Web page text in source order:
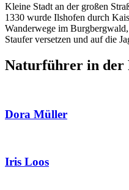
Kleine Stadt an der großen
1330 wurde Ilshofen durch
Wanderwege im
Staufer versetzen und auf die
Naturführer in der
Dora Müller
Iris Loos